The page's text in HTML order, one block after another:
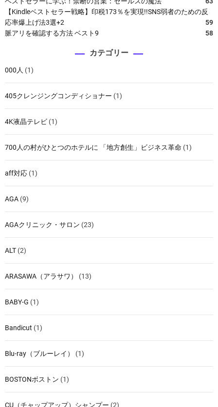
【Kindleベストセラー戦略】印税173％を実現!!SNS弱者のための反
応率爆上げ法3選+2
59
脈アリを確認する方法 ベスト9
58
カテゴリー
000人 (1)
405クレンジングコンディショナー (1)
4K液晶テレビ (1)
700人の村がひとつのホテルに 「地方創生」ビジネス革命 (1)
aff対応 (1)
AGA (9)
AGAクリニック・サロン (23)
ALT (2)
ARASAWA（アラサワ） (13)
BABY-G (1)
Bandicut (1)
Blu-ray（ブルーレイ） (1)
BOSTONボストン (1)
CU（チャップアップ）シャンプー (2)